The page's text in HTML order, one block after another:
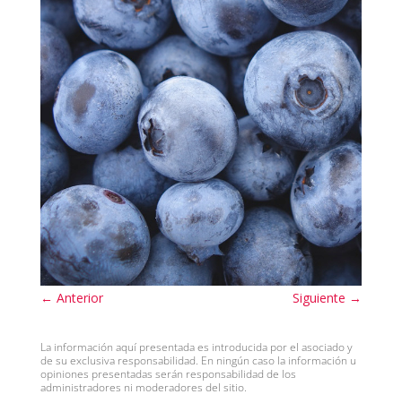
← Anterior Siguiente →
La información aquí presentada es introducida por el asociado y
de su exclusiva responsabilidad. En ningún caso la información u
opiniones presentadas serán responsabilidad de los
administradores ni moderadores del sitio.